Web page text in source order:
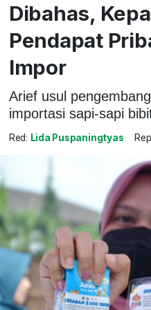
Dibahas,
Pendapat
Impor
Arief usul
importasi sapi-sapi
Red: Lida Puspaningtyas